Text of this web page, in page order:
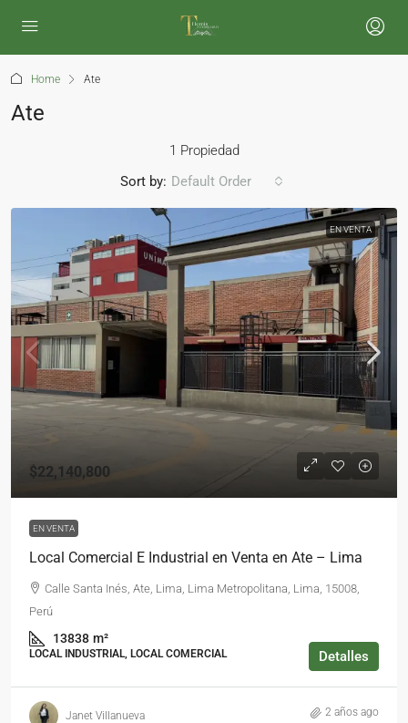
Home Ate
Ate
1 Propiedad
Sort by: Default Order
EN VENTA
$22,140,800
EN VENTA
Local Comercial E Industrial en Venta en Ate – Lima
Calle Santa Inés, Ate, Lima, Lima Metropolitana, Lima, 15008,
Perú
13838 m²
LOCAL INDUSTRIAL, LOCAL COMERCIAL Detalles
Janet Villanueva 2 años ago